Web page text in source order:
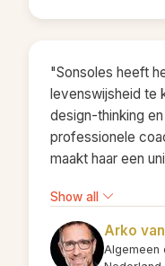
"Sonsoles heeft
levenswijsheid te
design-thinking
professionele
maakt haar een
maximale uit hun
onderscheid zich
persoonlijkheid,
Show all
Arko
Algemeen